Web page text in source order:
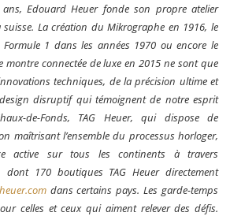
Edouard Heuer fonde son propre atelier
suisse. La création du Mikrographe en 1916, le
Formule 1 dans les années 1970 ou encore le
montre connectée de luxe en 2015 ne sont que
techniques, de la précision ultime et
disruptif qui témoignent de notre esprit
de-Fonds, TAG Heuer, qui dispose de
maîtrisant l’ensemble du processus horloger,
active sur tous les continents à travers
170 boutiques TAG Heuer directement
dans certains pays. Les garde-temps
celles et ceux qui aiment relever des défis.